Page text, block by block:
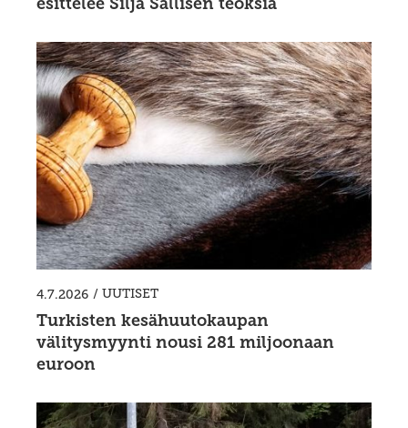
esittelee Silja Sallisen teoksia
4.7.2026 / UUTISET
Turkisten kesähuutokaupan
välitysmyynti nousi 281 miljoonaan
euroon